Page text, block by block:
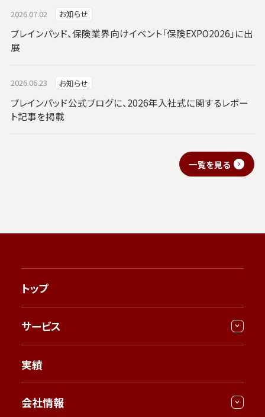
2026.07.02 お知らせ
ブレインパッド、保険業界向けイベント「保険EXPO2026」に出
展
2026.06.23 お知らせ
ブレインパッド公式ブログに、2026年入社式に関するレポー
ト記事を掲載
一覧を見る
トップ
サービス
実績
会社情報